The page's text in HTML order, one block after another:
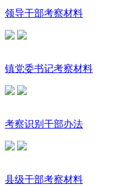
领导干部考察材料
镇党委书记考察材料
考察识别干部办法
县级干部考察材料